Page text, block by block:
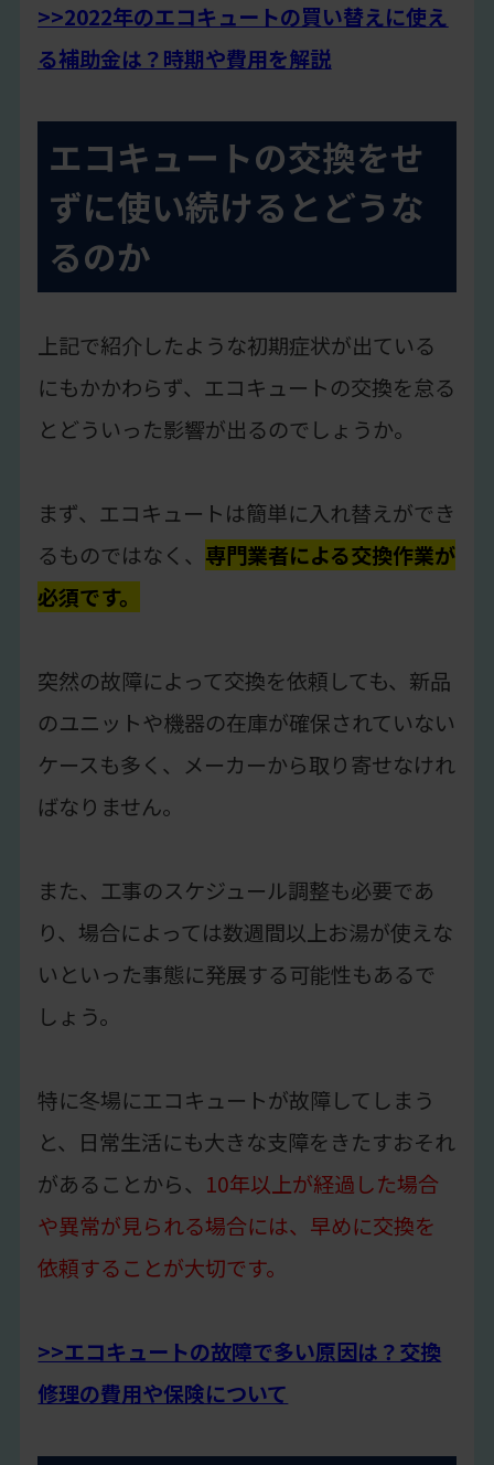
>>2022年のエコキュートの買い替えに使え
る補助金は？時期や費用を解説
エコキュートの交換をせ
ずに使い続けるとどうな
るのか
上記で紹介したような初期症状が出ている
にもかかわらず、エコキュートの交換を怠る
とどういった影響が出るのでしょうか。
まず、エコキュートは簡単に入れ替えができ
るものではなく、 専門業者による交換作業が
必須です。
突然の故障によって交換を依頼しても、新品
のユニットや機器の在庫が確保されていない
ケースも多く、メーカーから取り寄せなけれ
ばなりません。
また、工事のスケジュール調整も必要であ
り、場合によっては数週間以上お湯が使えな
いといった事態に発展する可能性もあるで
しょう。
特に冬場にエコキュートが故障してしまう
と、日常生活にも大きな支障をきたすおそれ
があることから、 10年以上が経過した場合
や異常が見られる場合には、早めに交換を
依頼することが大切です。
>>エコキュートの故障で多い原因は？交換
修理の費用や保険について